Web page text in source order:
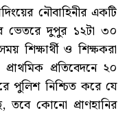
নৌবাহিনীর একটি
ভেতরে দুপুর ১২টা ৩০
শিক্ষার্থী ও শিক্ষকরা
প্রতিবেদনে ২০
পুলিশ নিশ্চিত করে যে
কোনো প্রাণহানির